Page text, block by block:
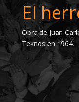
El
Obra de Juan
Teknos en 1964.